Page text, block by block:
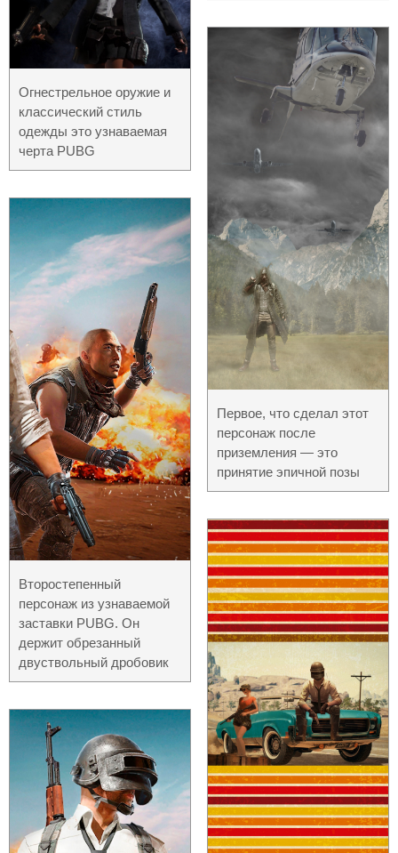
Огнестрельное оружие и
классический стиль
одежды это узнаваемая
черта PUBG
Второстепенный
персонаж из узнаваемой
заставки PUBG. Он
держит обрезанный
двуствольный дробовик
Первое, что сделал этот
персонаж после
приземления — это
принятие эпичной позы